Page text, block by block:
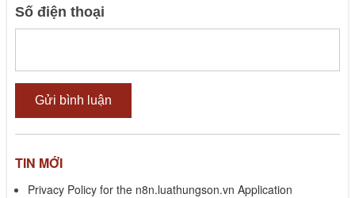
Số điện thoại
TIN MỚI
Privacy Policy for the n8n.luathungson.vn Application